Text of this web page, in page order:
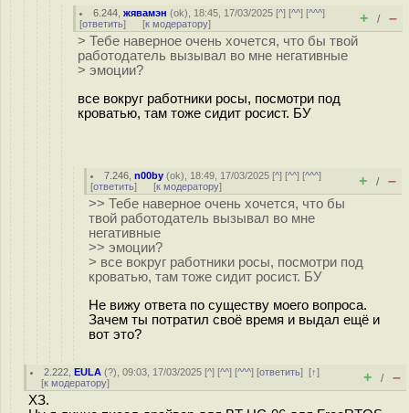
6.244 ,жявамэн (ok), 18:45, 17/03/2025 [^] [^^] [^^^]
[ответить] [к модератору] + / –
> Тебе наверное очень хочется, что бы твой
работодатель вызывал во мне негативные
> эмоции?
все вокруг работники росы, посмотри под
кроватью, там тоже сидит росист. БУ
7.246 ,n00by (ok), 18:49, 17/03/2025 [^] [^^] [^^^]
[ответить] [к модератору] + / –
>> Тебе наверное очень хочется, что бы
твой работодатель вызывал во мне
негативные
>> эмоции?
> все вокруг работники росы, посмотри под
кроватью, там тоже сидит росист. БУ
Не вижу ответа по существу моего вопроса.
Зачем ты потратил своё время и выдал ещё и
вот это?
2.222 ,EULA (?), 09:03, 17/03/2025 [^] [^^] [^^^] [ответить][↑]
[к модератору] + / –
ХЗ.